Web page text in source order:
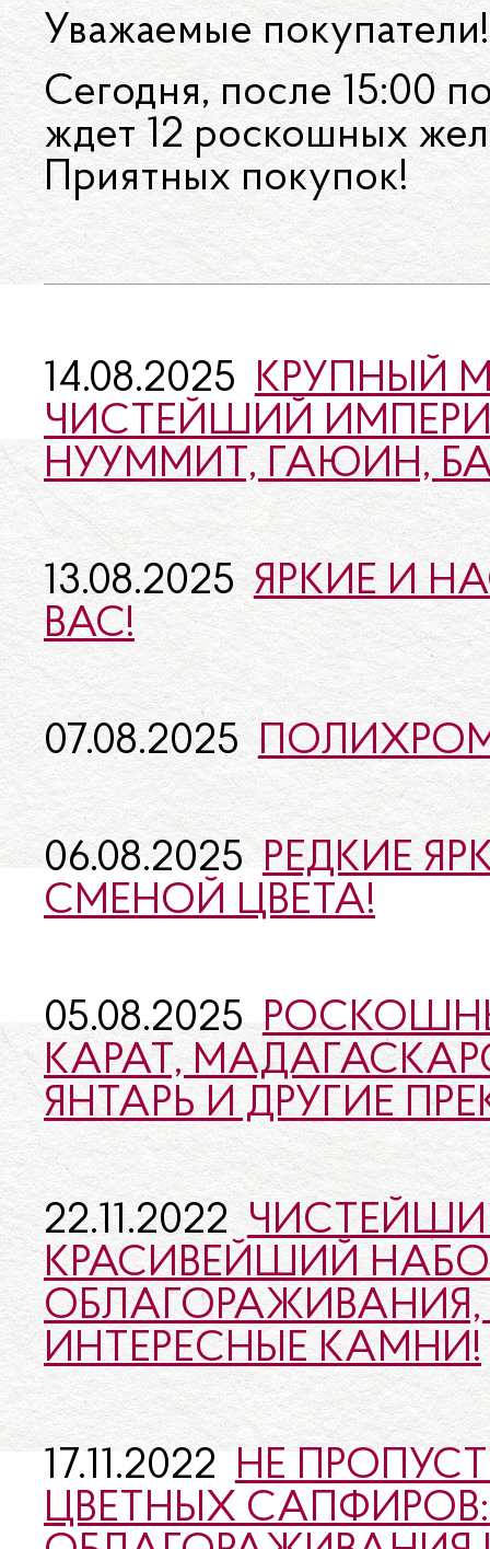
Уважаемые покупатели!
Сегодня, после 15:00
ждет 12 роскошных
Приятных покупок!
14.08.2025 КРУПНЫЙ
ЧИСТЕЙШИЙ
НУУММИТ, ГАЮИН,
13.08.2025 ЯРКИЕ И
ВАС!
07.08.2025
06.08.2025 РЕДКИЕ
СМЕНОЙ ЦВЕТА!
05.08.2025
КАРАТ,
ЯНТАРЬ И ДРУГИЕ
22.11.2022
КРАСИВЕЙШИЙ
ИНТЕРЕСНЫЕ КАМНИ!
17.11.2022 НЕ
ЦВЕТНЫХ САПФИРОВ: